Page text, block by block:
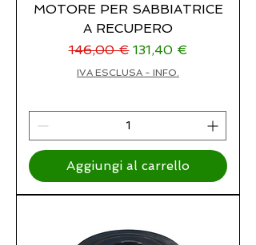
MOTORE PER SABBIATRICE
A RECUPERO
Prezzo regolare
146,00 € Prezzo scontato
131,40 €
IVA ESCLUSA - INFO.
Aggiungi al carrello